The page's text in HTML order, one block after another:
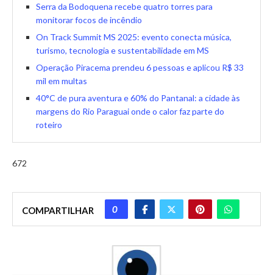
Serra da Bodoquena recebe quatro torres para
monitorar focos de incêndio
On Track Summit MS 2025: evento conecta música,
turismo, tecnologia e sustentabilidade em MS
Operação Piracema prendeu 6 pessoas e aplicou R$ 33
mil em multas
40°C de pura aventura e 60% do Pantanal: a cidade às
margens do Rio Paraguai onde o calor faz parte do
roteiro
672
COMPARTILHAR 0